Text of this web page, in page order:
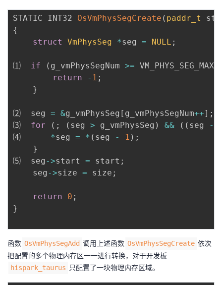
STATIC INT32 OsVmPhysSegCreate ( paddr_t
{
struct
VmPhysSeg *seg = NULL ;
⑴ if ( g_vmPhysSegNum >= VM_PHYS_SEG_MAX
return
- 1 ;
}
⑵  seg = &g_vmPhysSeg [ g_vmPhysSegNum++] ;
⑶ for ( ; ( seg > g_vmPhysSeg ) && ( ( seg -
⑷ *seg = * ( seg - 1 ) ;
}
⑸  seg ->start = start ;
    seg
->size = size ;
return 0 ;
}
函数 OsVmPhysSegAdd 调用上述函数 OsVmPhysSegCreate 依次
把配置的多个物理内存区一一进行转换，对于开发板
hispark_taurus 只配置了一块物理内存区域。